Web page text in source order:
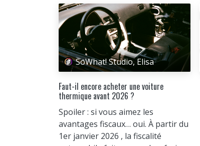
SoWhat! Studio, Elisa
Faut-il encore acheter une voiture
thermique avant 2026 ?
Spoiler : si vous aimez les
avantages fiscaux… oui. À partir du
1er janvier 2026 , la fiscalité